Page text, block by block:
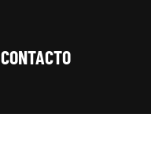
CONTACTO